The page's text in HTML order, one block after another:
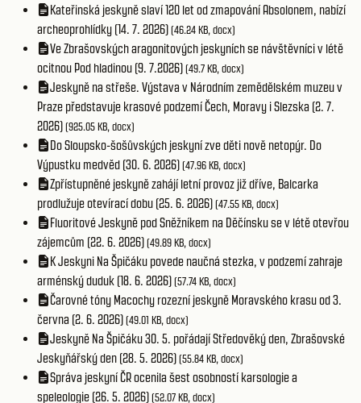
Kateřinská jeskyně slaví 120 let od zmapování Absolonem, nabízí
archeoprohlídky (14. 7. 2026)(46.24 KB, docx)
Ve Zbrašovských aragonitových jeskyních se návštěvníci v létě
ocitnou Pod hladinou (9. 7.2026)(49.7 KB, docx)
Jeskyně na střeše. Výstava v Národním zemědělském muzeu v
Praze představuje krasové podzemí Čech, Moravy i Slezska (2. 7.
2026)(925.05 KB, docx)
Do Sloupsko-šošůvských jeskyní zve děti nově netopýr. Do
Výpustku medvěd (30. 6. 2026)(47.96 KB, docx)
Zpřístupněné jeskyně zahájí letní provoz již dříve, Balcarka
prodlužuje otevírací dobu (25. 6. 2026)(47.55 KB, docx)
Fluoritové Jeskyně pod Sněžníkem na Děčínsku se v létě otevřou
zájemcům (22. 6. 2026)(49.89 KB, docx)
K Jeskyni Na Špičáku povede naučná stezka, v podzemí zahraje
arménský duduk (18. 6. 2026)(57.74 KB, docx)
Čarovné tóny Macochy rozezní jeskyně Moravského krasu od 3.
června (2. 6. 2026)(49.01 KB, docx)
Jeskyně Na Špičáku 30. 5. pořádají Středověký den, Zbrašovské
Jeskyňářský den (28. 5. 2026)(55.84 KB, docx)
Správa jeskyní ČR ocenila šest osobností karsologie a
speleologie (26. 5. 2026)(52.07 KB, docx)